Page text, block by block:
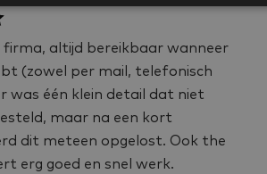
firma, altijd bereikbaar wanneer
(zowel per mail, telefonisch
was één klein detail dat niet
maar na een kort
dit meteen opgelost. Ook the
erg goed en snel werk.